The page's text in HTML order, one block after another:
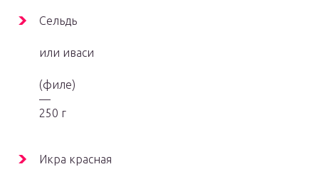
Сельдь
или иваси
(филе)
—
250 г
Икра красная